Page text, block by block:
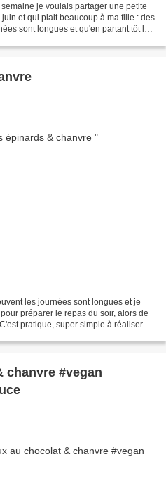
je voulais partager une petite
et qui plait beaucoup à ma fille : des
sont longues et qu'en partant tôt le
les journées sont longues et je
préparer le repas du soir, alors de
pratique, super simple à réaliser et
chanvre #vegan